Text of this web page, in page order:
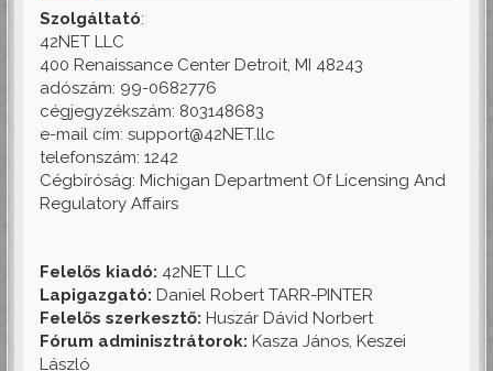
Szolgáltató:
42NET LLC
400 Renaissance Center Detroit, MI 48243
adószám: 99-0682776
cégjegyzékszám: 803148683
e-mail cím: support@42NET.llc
telefonszám: 1242
Cégbíróság: Michigan Department Of Licensing And
Regulatory Affairs
Felelős kiadó: 42NET LLC
Lapigazgató: Daniel Robert TARR-PINTER
Felelős szerkesztő: Huszár Dávid Norbert
Fórum adminisztrátorok: Kasza János, Keszei
László